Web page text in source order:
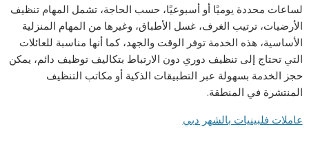
لساعات محددة يوميًا أو أسبوعيًا، حسب الحاجة، تشمل المهام تنظيف
الأرضيات، ترتيب الغرف، غسل الأطباق، وغيرها من المهام المنزلية
الأساسية، هذه الخدمة توفر الوقت والجهد، كما أنها مناسبة للعائلات
التي تحتاج إلى تنظيف دوري دون الارتباط بتكاليف توظيف دائم، يمكن
حجز الخدمة بسهولة عبر التطبيقات الذكية أو مكاتب التنظيف
المنتشرة في المنطقة.
عاملات فلبينيات بالشهر دبي